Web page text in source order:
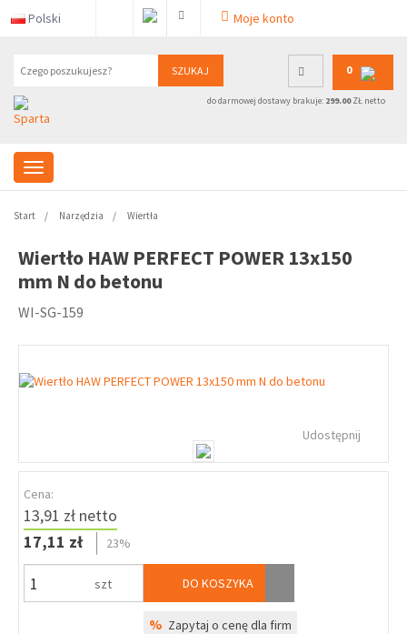
Polski Moje konto
SZUKAJ 0
do darmowej dostawy brakuje: 299.00ZŁ netto
Start Narzędzia Wiertła
Wiertło HAW PERFECT POWER 13x150
mm N do betonu
WI-SG-159
Udostępnij
Cena:
13,91 zł netto
17,11 zł
23%
szt DO KOSZYKA
% Zapytaj o cenę dla firm